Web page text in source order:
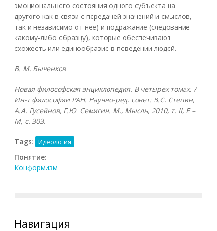
эмоционального состояния одного субъекта на
другого как в связи с передачей значений и смыслов,
так и независимо от нее) и подражание (следование
какому-либо образцу), которые обеспечивают
схожесть или единообразие в поведении людей.
В. М. Быченков
Новая философская энциклопедия. В четырех томах. /
Ин-т философии РАН. Научно-ред. совет: В.С. Степин,
А.А. Гусейнов, Г.Ю. Семигин. М., Мысль, 2010, т. II, Е –
М, с. 303.
Tags: Идеология
Понятие:
Конформизм
Навигация